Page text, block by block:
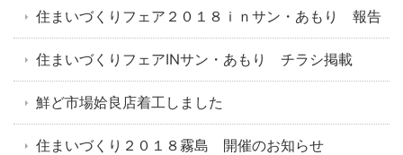
住まいづくりフェア２０１８ｉｎサン・あもり 報告
住まいづくりフェアINサン・あもり チラシ掲載
鮮ど市場姶良店着工しました
住まいづくり２０１８霧島 開催のお知らせ